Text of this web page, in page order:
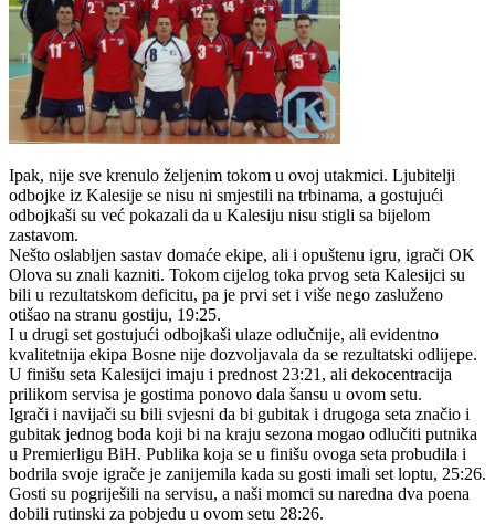
Ipak, nije sve krenulo željenim tokom u ovoj utakmici. Ljubitelji
odbojke iz Kalesije se nisu ni smjestili na trbinama, a gostujući
odbojkaši su već pokazali da u Kalesiju nisu stigli sa bijelom
zastavom.
Nešto oslabljen sastav domaće ekipe, ali i opuštenu igru, igrači OK
Olova su znali kazniti. Tokom cijelog toka prvog seta Kalesijci su
bili u rezultatskom deficitu, pa je prvi set i više nego zasluženo
otišao na stranu gostiju, 19:25.
I u drugi set gostujući odbojkaši ulaze odlučnije, ali evidentno
kvalitetnija ekipa Bosne nije dozvoljavala da se rezultatski odlijepe.
U finišu seta Kalesijci imaju i prednost 23:21, ali dekocentracija
prilikom servisa je gostima ponovo dala šansu u ovom setu.
Igrači i navijači su bili svjesni da bi gubitak i drugoga seta značio i
gubitak jednog boda koji bi na kraju sezona mogao odlučiti putnika
u Premierligu BiH. Publika koja se u finišu ovoga seta probudila i
bodrila svoje igrače je zanijemila kada su gosti imali set loptu, 25:26.
Gosti su pogriješili na servisu, a naši momci su naredna dva poena
dobili rutinski za pobjedu u ovom setu 28:26.